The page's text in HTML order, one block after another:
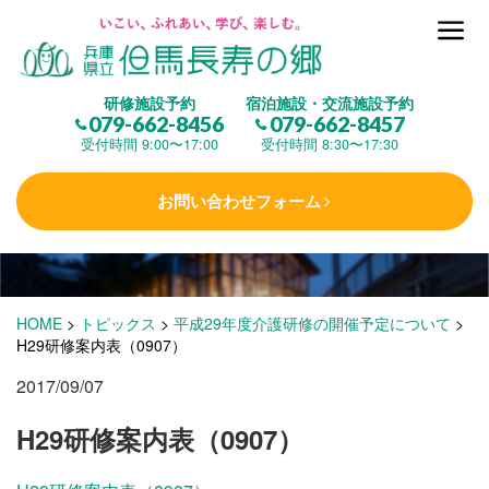
研修施設予約
079-662-8456
受付時間 9:00〜17:00
宿泊施設・交流施設予約
079-662-8457
受付時間 8:30〜17:30
お問い合わせフォーム
但馬長寿の郷とは
(研修施設)
楽しむ
学 ぶ(健康福祉)
泊まる(宿泊)
HOME > トピックス > 平成29年度介護研修の開催予定について >
H29研修案内表（0907）
2017/09/07
H29研修案内表（0907）